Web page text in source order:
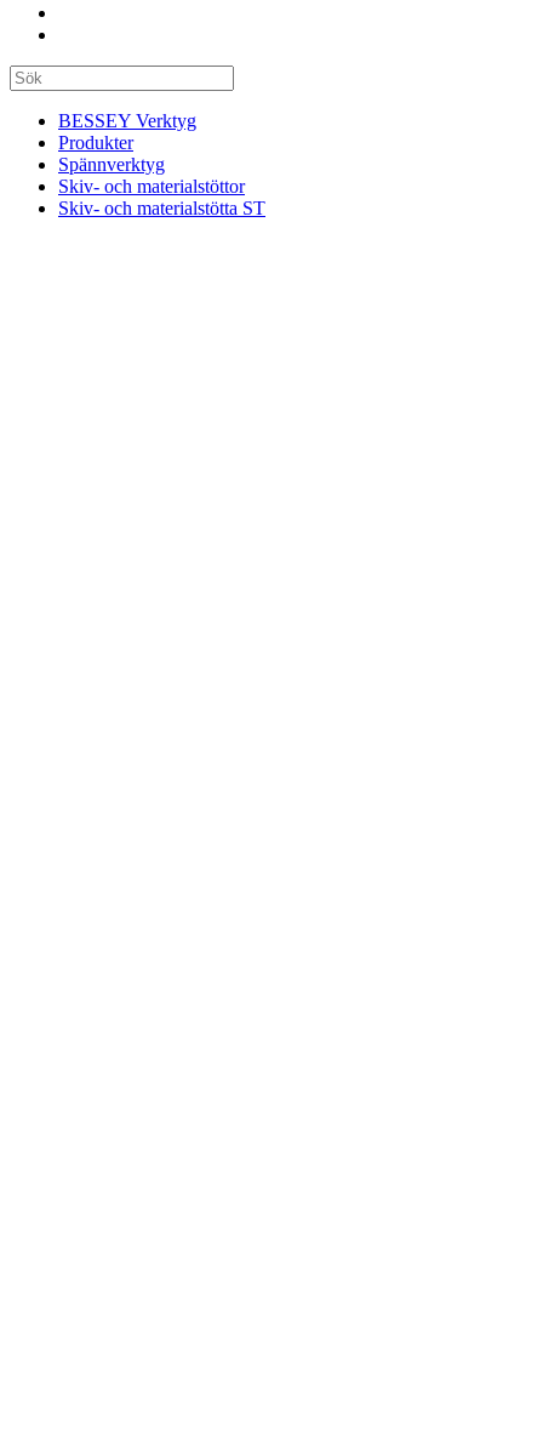
BESSEY Verktyg
Produkter
Spännverktyg
Skiv- och materialstöttor
Skiv- och materialstötta ST